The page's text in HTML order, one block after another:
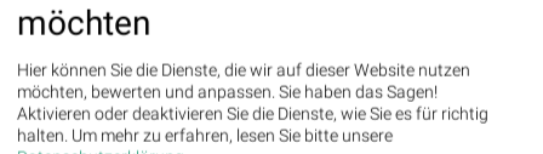
Palfinger : 1.32%
CA Immo : 0.21%» Details
Uniqa : 0.05%» Details
DO&CO : 0.00%» Details
Erste Group : -1.19%» Details
21st Austria weekly - AT&S (04/08/2026)
21st Austria weekly - Addiko
(03/08/2026)
Fear of missing out bei wikifolio
möchten
Hier können Sie die Dienste, die wir auf dieser Website nutzen
möchten, bewerten und anpassen. Sie haben das Sagen!
Aktivieren oder deaktivieren Sie die Dienste, wie Sie es für richtig
halten. Um mehr zu erfahren, lesen Sie bitte unsere